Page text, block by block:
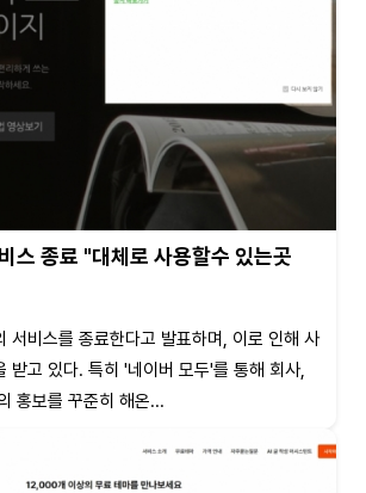
스 종료 "대체로 사용할수 있는곳
서비스를 종료한다고 발표하며, 이로 인해 사
받고 있다. 특히 '네이버 모두'를 통해 회사,
홍보를 꾸준히 해온...